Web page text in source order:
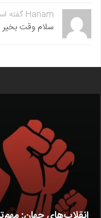
Hanam گفته است:
سلام وقت بخیر